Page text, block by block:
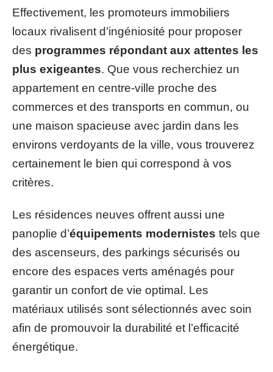
Effectivement, les promoteurs immobiliers
locaux rivalisent d’ingéniosité pour proposer
des programmes répondant aux attentes les
plus exigeantes. Que vous recherchiez un
appartement en centre-ville proche des
commerces et des transports en commun, ou
une maison spacieuse avec jardin dans les
environs verdoyants de la ville, vous trouverez
certainement le bien qui correspond à vos
critères.
Les résidences neuves offrent aussi une
panoplie d’équipements modernistes tels que
des ascenseurs, des parkings sécurisés ou
encore des espaces verts aménagés pour
garantir un confort de vie optimal. Les
matériaux utilisés sont sélectionnés avec soin
afin de promouvoir la durabilité et l’efficacité
énergétique.